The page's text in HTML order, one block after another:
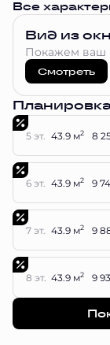
Все
Вид из
Покажем ваш
Смотреть
5 эт. 43.9 м2 8
6 эт. 43.9 м2 9
7 эт. 43.9 м2 9
8 эт. 43.9 м2 9